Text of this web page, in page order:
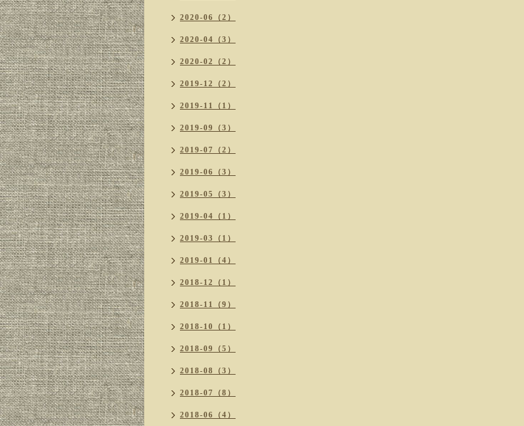
2020-06（2）
2020-04（3）
2020-02（2）
2019-12（2）
2019-11（1）
2019-09（3）
2019-07（2）
2019-06（3）
2019-05（3）
2019-04（1）
2019-03（1）
2019-01（4）
2018-12（1）
2018-11（9）
2018-10（1）
2018-09（5）
2018-08（3）
2018-07（8）
2018-06（4）